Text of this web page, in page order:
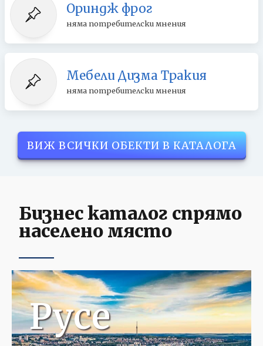
Ориндж фрог
няма потребителски мнения
Мебели Дизма Тракия
няма потребителски мнения
ВИЖ ВСИЧКИ ОБЕКТИ В КАТАЛОГА
Бизнес каталог спрямо
населено място
Русе